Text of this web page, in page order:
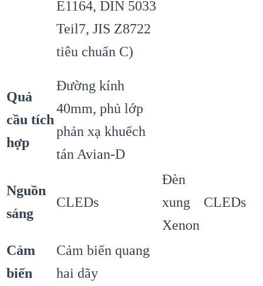
E1164, DIN 5033
Teil7, JIS Z8722
tiêu chuẩn C)
Quả
cầu tích
hợp
Đường kính
40mm, phủ lớp
phản xạ khuếch
tán Avian-D
Nguồn
sáng
CLEDs
Đèn
xung
Xenon
CLEDs
Cảm
biến
Cảm biến quang
hai dãy